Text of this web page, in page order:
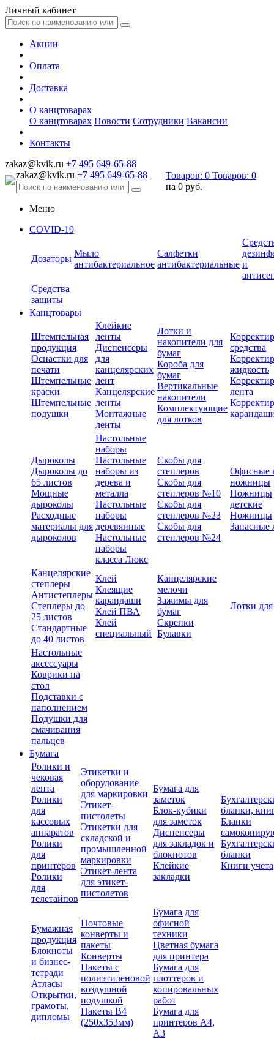
Личный кабинет
Акции
Оплата
Доставка
О канцтоварах
О канцтоварах Новости Сотрудники Вакансии
Контакты
zakaz@kvik.ru +7 495 649-65-88
zakaz@kvik.ru +7 495 649-65-88 Товаров: 0 Товаров: 0
на 0 руб.
Меню
COVID-19
Дозаторы
Мыло
антибактериальное
Салфетки
антибактериальные и
Средства
защиты
Канцтовары
Штемпельная
продукция
Оснастки для
печати
Штемпельные
краски
Штемпельные
подушки
Клейкие
ленты
Диспенсеры
для
канцелярских
лент
Канцелярские
ленты
Монтажные
ленты
Лотки и
накопители для
бумаг
Короба для
бумаг
Вертикальные
накопители
Комплектующие
для лотков
средства
жидкость
лента
Дыроколы
Дыроколы до
65 листов
Мощные
дыроколы
Расходные
материалы для
дыроколов
Настольные
наборы
Настольные
наборы из
дерева и
металла
Настольные
наборы
деревянные
Настольные
наборы
класса Люкс
Скобы для
степлеров
Скобы для
степлеров №10
Скобы для
степлеров №23
Скобы для
степлеров №24
Офисные
ножницы
Ножницы
детские
Ножницы
Запасные
Канцелярские
степлеры
Антистеплеры
Степлеры до
25 листов
Стандартные
до 40 листов
Клей
Клеящие
карандаши
Клей ПВА
Клей
специальный
Канцелярские
мелочи
Зажимы для
бумаг
Скрепки
Булавки
Лотки
Настольные
аксессуары
Коврики на
стол
Подставки с
наполнением
Подушки для
смачивания
пальцев
Бумага
Ролики и
чековая
лента
Ролики
для
кассовых
аппаратов
Ролики
для
принтеров
Ролики
для
телетайпов
Этикетки и
оборудование
для маркировки
Этикет-
пистолеты
Этикетки для
складской и
промышленной
маркировки
Этикет-лента
для этикет-
пистолетов
Бумага для
заметок
Блок-кубики
для заметок
Диспенсеры
для закладок и
блокнотов
Клейкие
закладки
бланки,
Бланки
бланки
Книги учета
Бумажная
продукция
Блокноты
и бизнес-
тетради
Атласы
Открытки,
грамоты,
дипломы
Почтовые
конверты и
пакеты
Конверты
Пакеты с
полиэтиленовой
воздушной
подушкой
Пакеты В4
(250х353мм)
Бумага для
офисной
техники
Цветная бумага
для принтера
Бумага для
плоттеров и
копировальных
работ
Бумага для
принтеров А4,
А3